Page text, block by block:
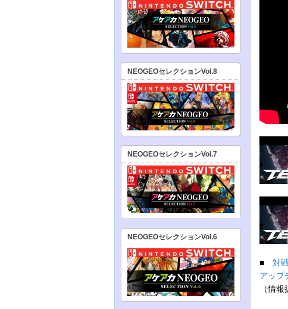
■対
アップ
（情
NEOGEOセレクションVol.8
NEOGEOセレクションVol.7
NEOGEOセレクションVol.6